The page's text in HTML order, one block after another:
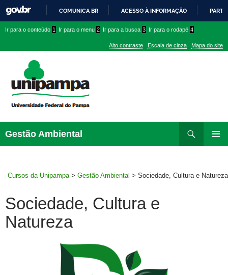
PARA
CONTEÚDO
COMUNICA BR ACESSO À INFORMAÇÃO
conteúdo
menu
superior
menu
Ir para o conteúdo 1 Ir para o menu 2 Ir para a busca 3 Ir para o rodapé 4
Alto contraste Escala de cinza Mapa do site
Gestão Ambiental
Cursos da Unipampa > Gestão Ambiental > Sociedade, Cultura e Natureza
Sociedade, Cultura e
Natureza